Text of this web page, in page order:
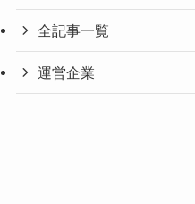
全記事一覧
運営企業